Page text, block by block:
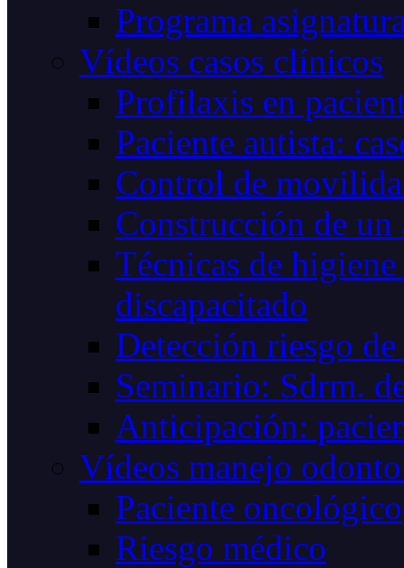
Programa
Vídeos casos clínicos
Profilaxis en
Paciente autista:
Control de
Construcción de un
Técnicas de
discapacitado
Detección riesgo de
Seminario: Sdrm.
Anticipación:
Vídeos manejo
Paciente oncológico
Riesgo médico